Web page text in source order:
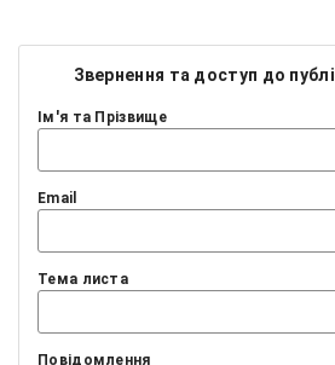
Звернення та доступ до
Ім'я та Прізвище
Email
Тема листа
Повідомлення